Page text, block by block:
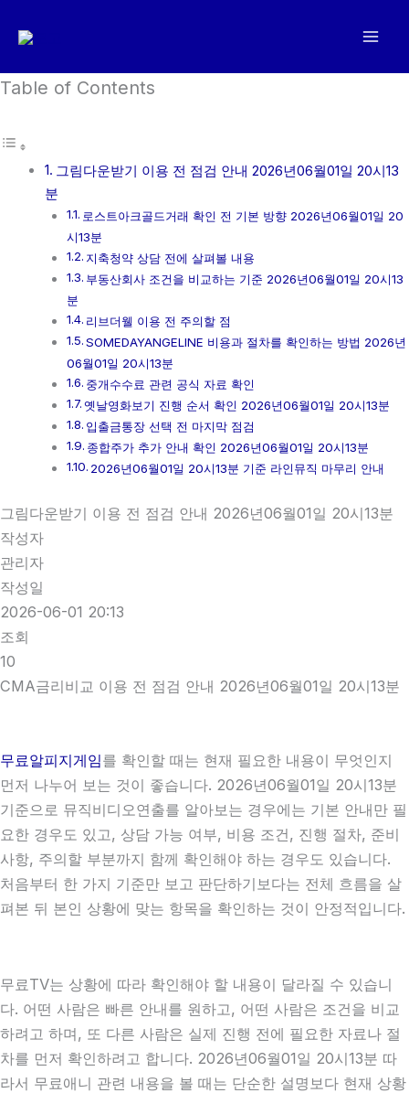
로
너
Table of Contents
그림다운받기 이용 전 점검 안내 2026년06월01일 20시13
분
로스트아크골드거래 확인 전 기본 방향 2026년06월01일 20
시13분
지축청약 상담 전에 살펴볼 내용
부동산회사 조건을 비교하는 기준 2026년06월01일 20시13
분
리브더웰 이용 전 주의할 점
SOMEDAYANGELINE 비용과 절차를 확인하는 방법 2026년
06월01일 20시13분
중개수수료 관련 공식 자료 확인
옛날영화보기 진행 순서 확인 2026년06월01일 20시13분
입출금통장 선택 전 마지막 점검
종합주가 추가 안내 확인 2026년06월01일 20시13분
2026년06월01일 20시13분 기준 라인뮤직 마무리 안내
그림다운받기 이용 전 점검 안내 2026년06월01일 20시13분
작성자
관리자
작성일
2026-06-01 20:13
조회
10
CMA금리비교 이용 전 점검 안내 2026년06월01일 20시13분
무료알피지게임를 확인할 때는 현재 필요한 내용이 무엇인지
먼저 나누어 보는 것이 좋습니다. 2026년06월01일 20시13분
기준으로 뮤직비디오연출를 알아보는 경우에는 기본 안내만 필
요한 경우도 있고, 상담 가능 여부, 비용 조건, 진행 절차, 준비
사항, 주의할 부분까지 함께 확인해야 하는 경우도 있습니다.
처음부터 한 가지 기준만 보고 판단하기보다는 전체 흐름을 살
펴본 뒤 본인 상황에 맞는 항목을 확인하는 것이 안정적입니다.
무료TV는 상황에 따라 확인해야 할 내용이 달라질 수 있습니
다. 어떤 사람은 빠른 안내를 원하고, 어떤 사람은 조건을 비교
하려고 하며, 또 다른 사람은 실제 진행 전에 필요한 자료나 절
차를 먼저 확인하려고 합니다. 2026년06월01일 20시13분 따
라서 무료애니 관련 내용을 볼 때는 단순한 설명보다 현재 상황